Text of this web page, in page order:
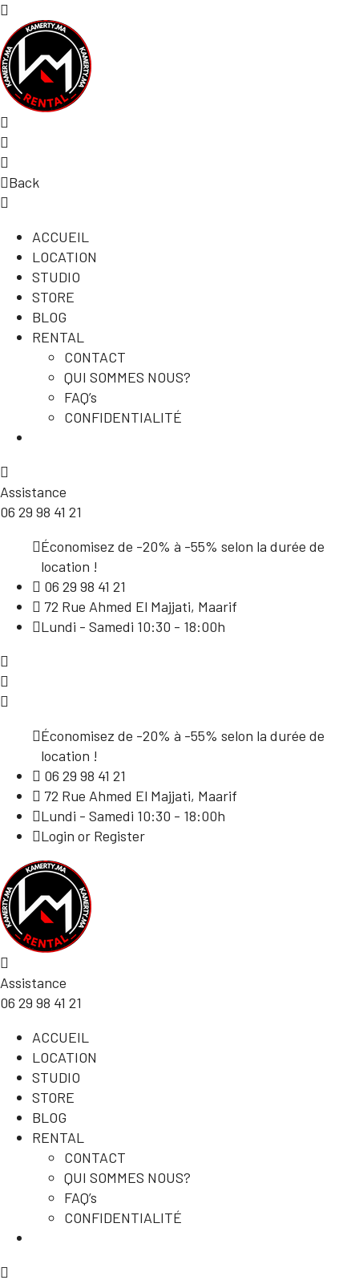
Back
ACCUEIL
LOCATION
STUDIO
STORE
BLOG
RENTAL
CONTACT
QUI SOMMES NOUS?
FAQ’s
CONFIDENTIALITÉ
Assistance
06 29 98 41 21
Économisez de -20% à -55% selon la durée de
location !
06 29 98 41 21
72 Rue Ahmed El Majjati, Maarif
Lundi - Samedi 10:30 - 18:00h
Économisez de -20% à -55% selon la durée de
location !
06 29 98 41 21
72 Rue Ahmed El Majjati, Maarif
Lundi - Samedi 10:30 - 18:00h
Login or Register
Assistance
06 29 98 41 21
ACCUEIL
LOCATION
STUDIO
STORE
BLOG
RENTAL
CONTACT
QUI SOMMES NOUS?
FAQ’s
CONFIDENTIALITÉ